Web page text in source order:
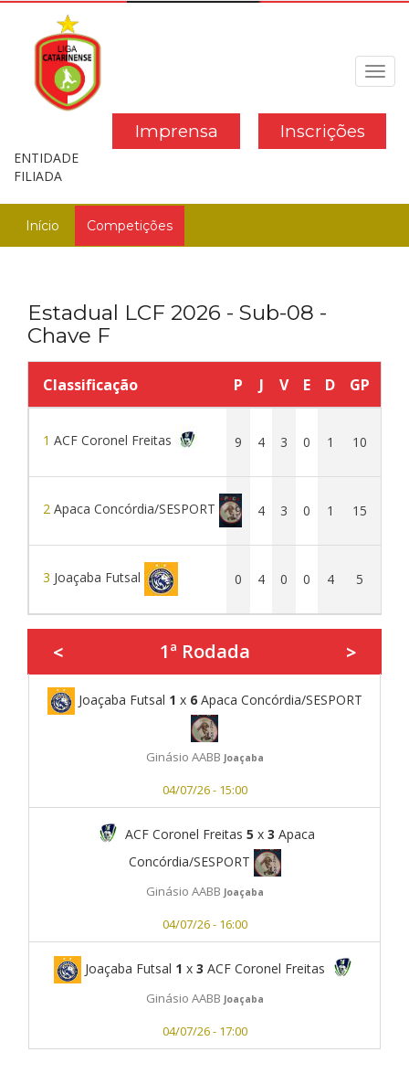
Inscrições
Imprensa
ENTIDADE
FILIADA
Início Competições
Estadual LCF 2026 - Sub-08 -
Chave F
Classificação P J V E D GP
1 ACF Coronel Freitas 9 4 3 0 1 10
2 Apaca Concórdia/SESPORT 9 4 3 0 1 15
3 Joaçaba Futsal 0 4 0 0 4 5
< 1ª Rodada >
Joaçaba Futsal 1 x 6Apaca Concórdia/SESPORT
Ginásio AABB Joaçaba
04/07/26 - 15:00
ACF Coronel Freitas 5 x 3 Apaca
Concórdia/SESPORT
Ginásio AABB Joaçaba
04/07/26 - 16:00
Joaçaba Futsal 1 x 3 ACF Coronel Freitas
Ginásio AABB Joaçaba
04/07/26 - 17:00